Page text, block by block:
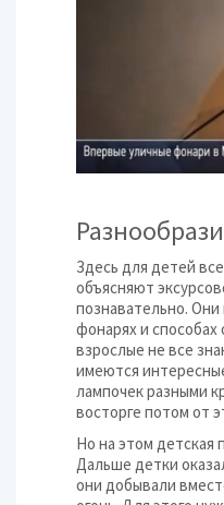
Здесь для детей
объясняют
познавательно.
фонарях и
взрослые не все
имеются
лампочек разными
восторге потом от
Но на этом детская
Дальше детки
они добывали